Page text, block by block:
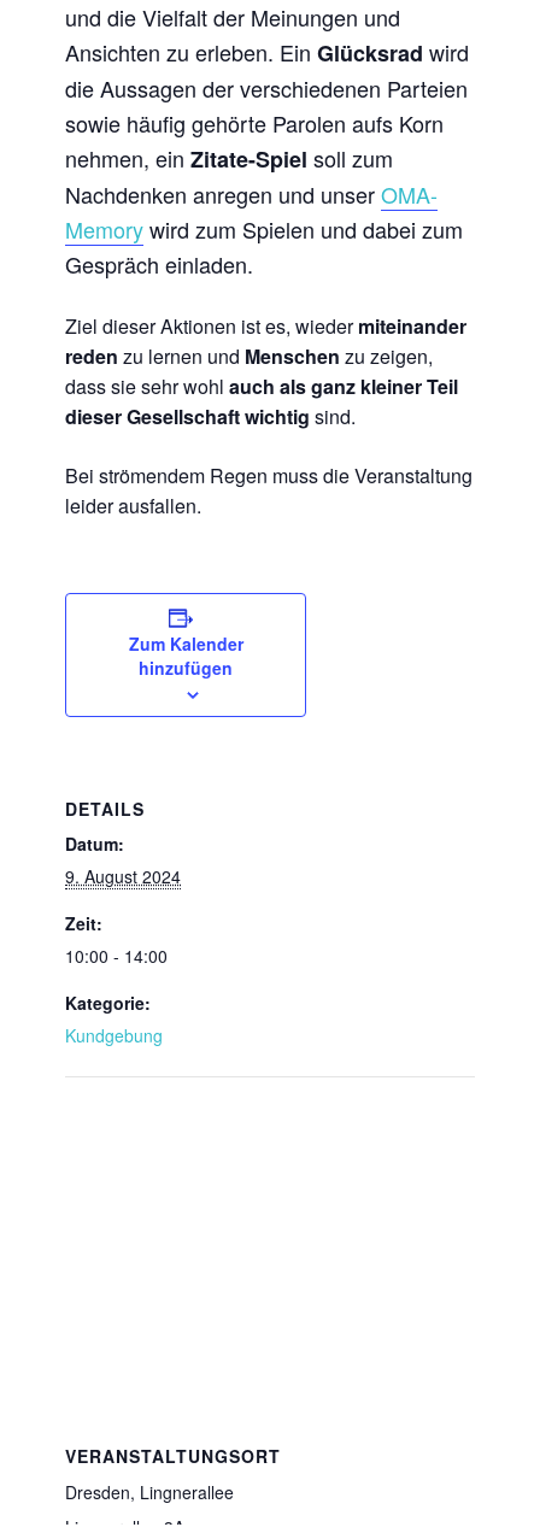
und die Vielfalt der Meinungen und
Ansichten zu erleben. Ein Glücksrad wird
die Aussagen der verschiedenen Parteien
sowie häufig gehörte Parolen aufs Korn
nehmen, ein Zitate-Spiel soll zum
Nachdenken anregen und unserOMA-
Memorywird zum Spielen und dabei zum
Gespräch einladen.
Ziel dieser Aktionen ist es, wiedermiteinander
reden zu lernen und Menschen zu zeigen,
dass sie sehr wohl auch als ganz kleiner Teil
dieser Gesellschaft wichtig sind.
Bei strömendem Regen muss die Veranstaltung
leider ausfallen.
Zum Kalender
hinzufügen
DETAILS
Datum:
9. August 2024
Zeit:
10:00 - 14:00
Kategorie:
Kundgebung
VERANSTALTUNGSORT
Dresden, Lingnerallee
Lingnerallee 3A